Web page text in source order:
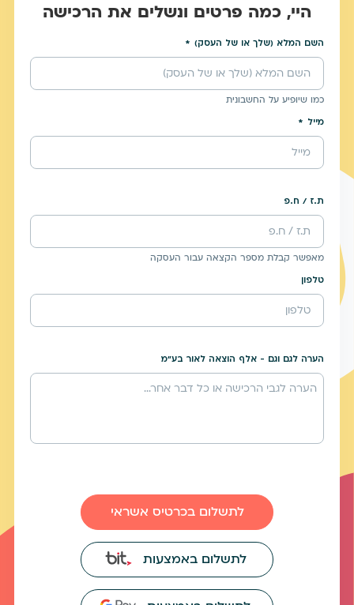
היי, כמה פרטים ונשלים את הרכישה
השם המלא (שלך או של העסק)
כמו שיופיע על החשבונית
מייל
ת.ז / ח.פ
מאפשר קבלת מספר הקצאה עבור העסקה
טלפון
הערה לגם וגם - אלף הוצאה לאור בע"מ
לתשלום בכרטיס אשראי
לתשלום באמצעות